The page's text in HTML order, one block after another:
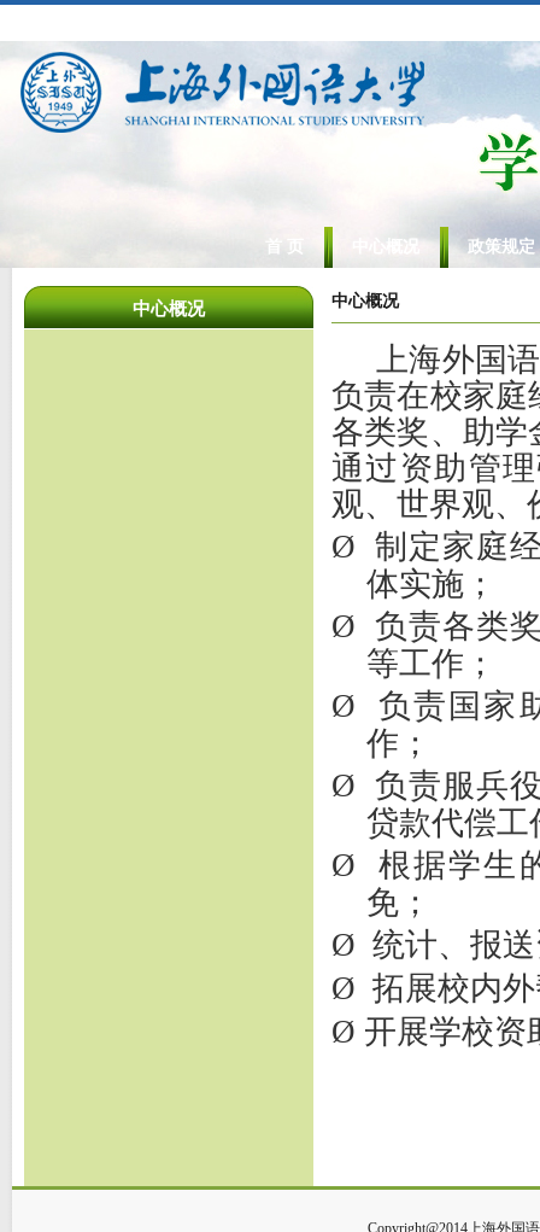
首 页 政策规定
中心概况 中心概况
上海外国
负责在校家庭
各类奖、助
通过资助管
观、世界观、
Ø 制定家庭
体实施；
Ø 负责各类
等工作；
Ø
负责国家
作；
Ø 负责服兵
贷款代偿工
Ø
根据学生
免；
Ø 统计、报
Ø 拓展校内
Ø 开展学校资
Copyright@2014上海外国